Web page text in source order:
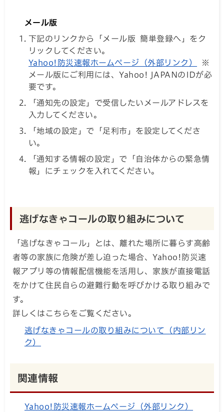
メール版
下記のリンクから「メール版 簡単登録へ」をク
リックしてください。
Yahoo!防災速報ホームページ（外部リンク）
※
メール版にご利用には、Yahoo! JAPANのIDが必
要です。
「通知先の設定」で受信したいメールアドレスを
入力してください。
「地域の設定」で「足利市」を設定してくださ
い。
「通知する情報の設定」で「自治体からの緊急情
報」にチェックを入れてください。
逃げなきゃコールの取り組みについて
「逃げなきゃコール」とは、離れた場所に暮らす高齢
者等の家族に危険が差し迫った場合、Yahoo!防災速
報アプリ等の情報配信機能を活用し、家族が直接電話
をかけて住民自らの避難行動を呼びかける取り組みで
す。
詳しくはこちらをご覧ください。
逃げなきゃコールの取り組みについて（内部リン
ク）
関連情報
Yahoo!防災速報ホームページ（外部リンク）